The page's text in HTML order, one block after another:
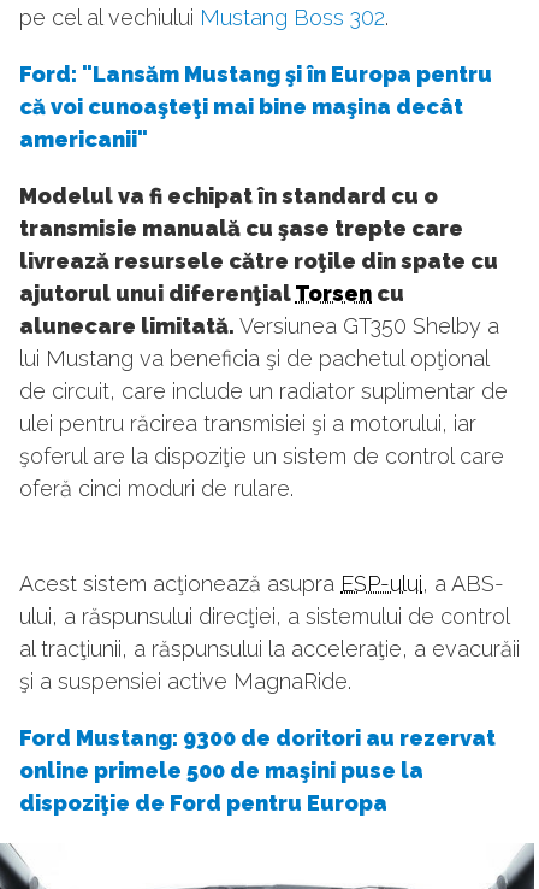
pe cel al vechiului Mustang Boss 302.
Ford: "Lansăm Mustang şi în Europa pentru
că voi cunoaşteţi mai bine maşina decât
americanii"
Modelul va fi echipat în standard cu o
transmisie manuală cu şase trepte care
livrează resursele către roţile din spate cu
ajutorul unui diferenţialTorsen cu
alunecare limitată. Versiunea GT350 Shelby a
lui Mustang va beneficia şi de pachetul opţional
de circuit, care include un radiator suplimentar de
ulei pentru răcirea transmisiei şi a motorului, iar
şoferul are la dispoziţie un sistem de control care
oferă cinci moduri de rulare.
Acest sistem acţionează asupra ESP-ului, a ABS-
ului, a răspunsului direcţiei, a sistemului de control
al tracţiunii, a răspunsului la acceleraţie, a evacurăii
şi a suspensiei active MagnaRide.
Ford Mustang: 9300 de doritori au rezervat
online primele 500 de maşini puse la
dispoziţie de Ford pentru Europa